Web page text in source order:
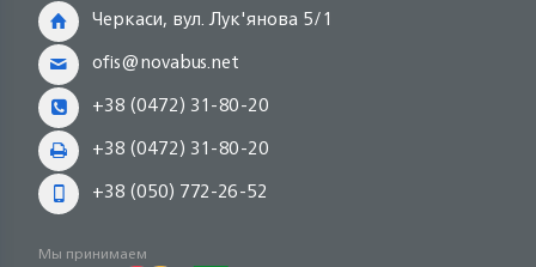
Черкаси, вул. Лук'янова 5/1
ofis@novabus.net
+38 (0472) 31-80-20
+38 (0472) 31-80-20
+38 (050) 772-26-52
Мы принимаем